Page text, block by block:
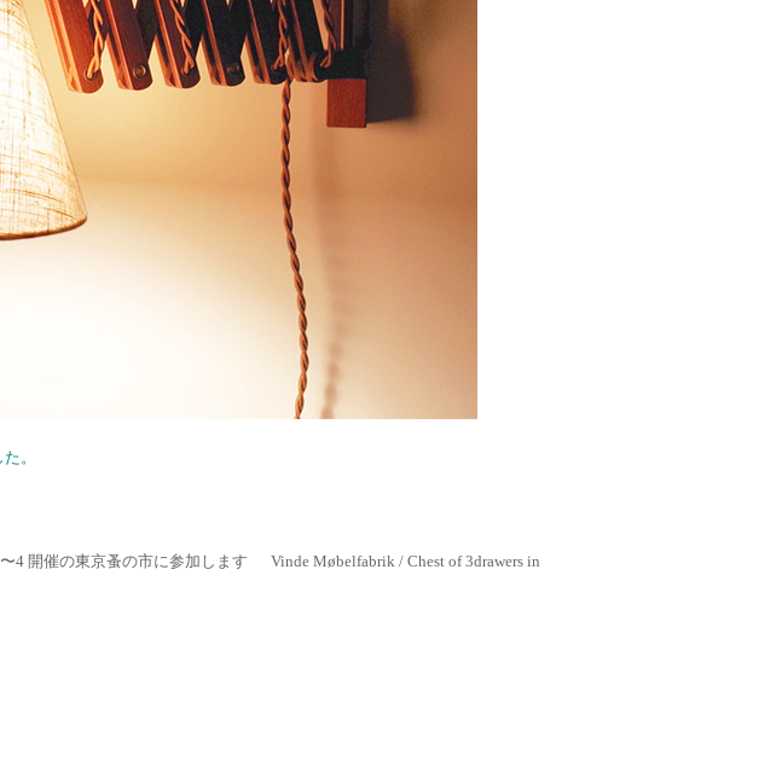
。
4 開催の東京蚤の市に参加します
Vinde Møbelfabrik / Chest of 3drawers in